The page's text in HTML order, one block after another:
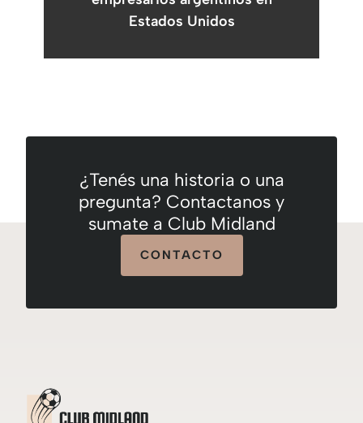
Estados Unidos
¿Tenés una historia o una
pregunta? Contactanos y
sumate a Club Midland
CONTACTO